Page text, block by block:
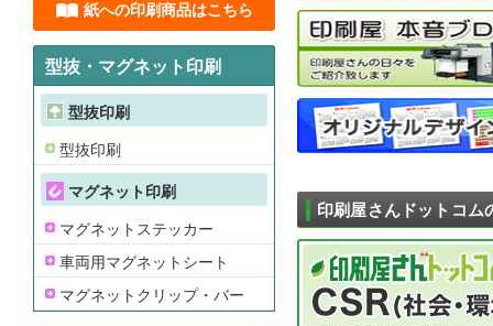
印刷屋さんドットコム
紙への印刷商品はこちら
型抜・マグネット印刷
型抜印刷
型抜印刷
マグネット印刷
マグネットステッカー
車両用マグネットシート
マグネットクリップ・バー